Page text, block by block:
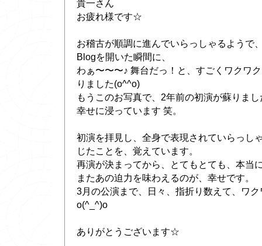
貴一さん
お疲れ様です☆
お稽古が順調に進んでいらっしゃるようで
Blogを開いた瞬間に、
わぁ〜〜〜♪ 舞台だっ！と、すごくワクワ
りました(o^^o)
もうこのお写真で、2年前の初演が蘇りまし
幸せに浸っています 笑。
初演を拝見し、全身で表現されていらっし
じたことを、覚えています。
再演が決まってから、とてもとても、本当
またあの迫力を味わえるのが、幸せです。
3月の公演まで、日々、指折り数えて、ワ
o(^_^)o
ありがとうございます☆